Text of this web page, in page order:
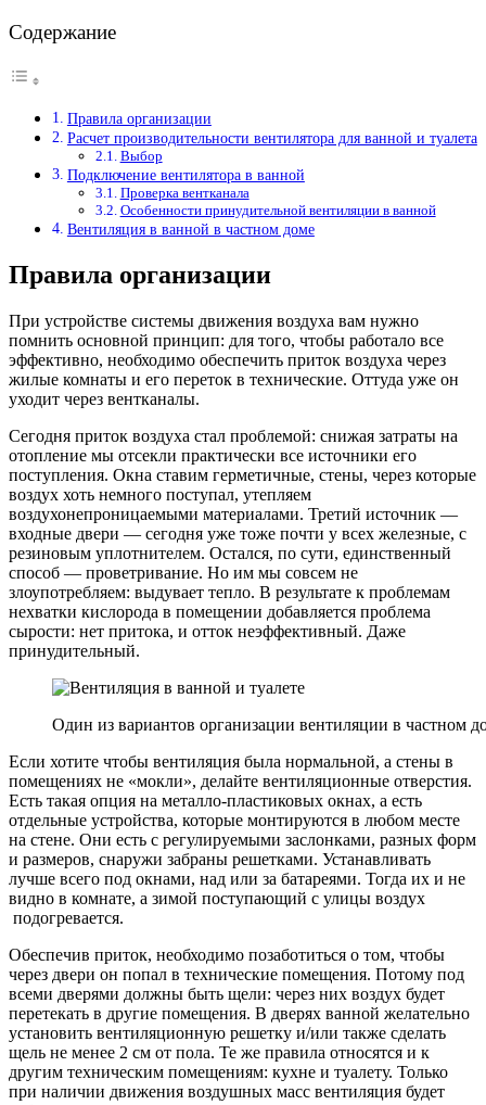
Содержание
Правила организации
Расчет производительности вентилятора для ванной и туалета
Выбор
Подключение вентилятора в ванной
Проверка вентканала
Особенности принудительной вентиляции в ванной
Вентиляция в ванной в частном доме
Правила организации
При устройстве системы движения воздуха вам нужно
помнить основной принцип: для того, чтобы работало все
эффективно, необходимо обеспечить приток воздуха через
жилые комнаты и его переток в технические. Оттуда уже он
уходит через вентканалы.
Сегодня приток воздуха стал проблемой: снижая затраты на
отопление мы отсекли практически все источники его
поступления. Окна ставим герметичные, стены, через которые
воздух хоть немного поступал, утепляем
воздухонепроницаемыми материалами. Третий источник —
входные двери — сегодня уже тоже почти у всех железные, с
резиновым уплотнителем. Остался, по сути, единственный
способ — проветривание. Но им мы совсем не
злоупотребляем: выдувает тепло. В результате к проблемам
нехватки кислорода в помещении добавляется проблема
сырости: нет притока, и отток неэффективный. Даже
принудительный.
Один из вариантов организации вентиляции в частном
Если хотите чтобы вентиляция была нормальной, а стены в
помещениях не «мокли», делайте вентиляционные отверстия.
Есть такая опция на металло-пластиковых окнах, а есть
отдельные устройства, которые монтируются в любом месте
на стене. Они есть с регулируемыми заслонками, разных форм
и размеров, снаружи забраны решетками. Устанавливать
лучше всего под окнами, над или за батареями. Тогда их и не
видно в комнате, а зимой поступающий с улицы воздух
подогревается.
Обеспечив приток, необходимо позаботиться о том, чтобы
через двери он попал в технические помещения. Потому под
всеми дверями должны быть щели: через них воздух будет
перетекать в другие помещения. В дверях ванной желательно
установить вентиляционную решетку и/или также сделать
щель не менее 2 см от пола. Те же правила относятся и к
другим техническим помещениям: кухне и туалету. Только
при наличии движения воздушных масс вентиляция будет